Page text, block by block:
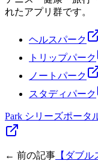
れたアプリ群です。
ヘルスパーク
トリップパーク
ノートパーク
スタディパーク
Park シリーズポータ
← 前の記事 【ダブ